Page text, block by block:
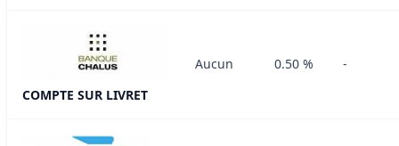
COMPTE SUR LIVRET
Aucun 0.50 % -